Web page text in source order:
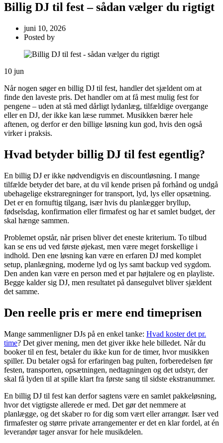
Billig DJ til fest – sådan vælger du rigtigt
juni 10, 2026
Posted by
10 jun
Når nogen søger en billig DJ til fest, handler det sjældent om at
finde den laveste pris. Det handler om at få mest mulig fest for
pengene – uden at stå med dårligt lydanlæg, tilfældige overgange
eller en DJ, der ikke kan læse rummet. Musikken bærer hele
aftenen, og derfor er den billige løsning kun god, hvis den også
virker i praksis.
Hvad betyder billig DJ til fest egentlig?
En billig DJ er ikke nødvendigvis en discountløsning. I mange
tilfælde betyder det bare, at du vil kende prisen på forhånd og undgå
ubehagelige ekstraregninger for transport, lyd, lys eller opsætning.
Det er en fornuftig tilgang, især hvis du planlægger bryllup,
fødselsdag, konfirmation eller firmafest og har et samlet budget, der
skal hænge sammen.
Problemet opstår, når prisen bliver det eneste kriterium. To tilbud
kan se ens ud ved første øjekast, men være meget forskellige i
indhold. Den ene løsning kan være en erfaren DJ med komplet
setup, planlægning, moderne lyd og lys samt backup ved sygdom.
Den anden kan være en person med et par højtalere og en playliste.
Begge kalder sig DJ, men resultatet på dansegulvet bliver sjældent
det samme.
Den reelle pris er mere end timeprisen
Mange sammenligner DJs på en enkel tanke: Hvad koster det pr.
time? Det giver mening, men det giver ikke hele billedet. Når du
booker til en fest, betaler du ikke kun for de timer, hvor musikken
spiller. Du betaler også for erfaringen bag pulten, forberedelsen før
festen, transporten, opsætningen, nedtagningen og det udstyr, der
skal få lyden til at spille klart fra første sang til sidste ekstranummer.
En billig DJ til fest kan derfor sagtens være en samlet pakkeløsning,
hvor det vigtigste allerede er med. Det gør det nemmere at
planlægge, og det skaber ro for dig som vært eller arrangør. Især ved
firmafester og større private arrangementer er det en klar fordel, at én
leverandør tager ansvar for hele musikdelen.